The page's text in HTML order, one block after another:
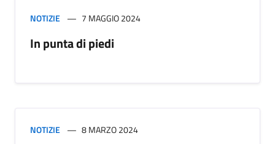
NOTIZIE 7 MAGGIO 2024
In punta di piedi
NOTIZIE 8 MARZO 2024